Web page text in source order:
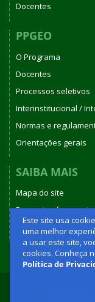
Este site usa
uma melhor
a usar este site,
cookies. Conheça
Política de
Docentes
PPGEO
O Programa
Docentes
Processos seletivos
Interinstitucional /
Normas e
Orientações gerais
SAIBA MAIS
Mapa do site
Perguntas
Fale conosco